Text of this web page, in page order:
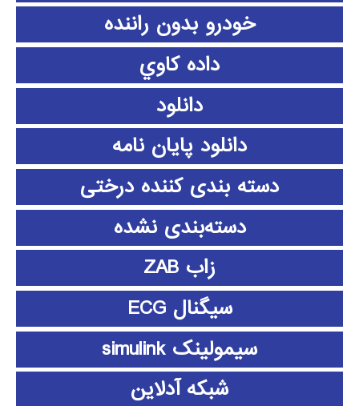
خودرو بدون راننده
داده كاوي
دانلود
دانلود پايان نامه
دسته بندی کننده درختی
دسته‌بندی نشده
زاب ZAB
سیگنال ECG
سیمولینک simulink
شبکه آدلاین